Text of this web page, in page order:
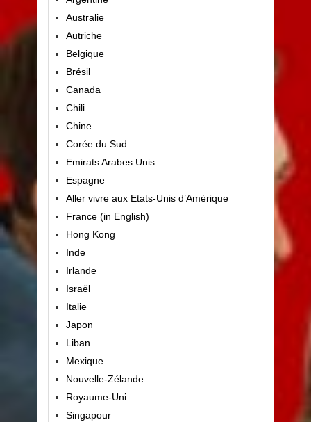
Australie
Autriche
Belgique
Brésil
Canada
Chili
Chine
Corée du Sud
Emirats Arabes Unis
Espagne
Aller vivre aux Etats-Unis d’Amérique
France (in English)
Hong Kong
Inde
Irlande
Israël
Italie
Japon
Liban
Mexique
Nouvelle-Zélande
Royaume-Uni
Singapour